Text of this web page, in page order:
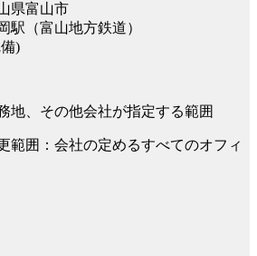
県富山市
駅（富山地方鉄道）
)
地、その他会社が指定する範囲
範囲：会社の定めるすべてのオフィ